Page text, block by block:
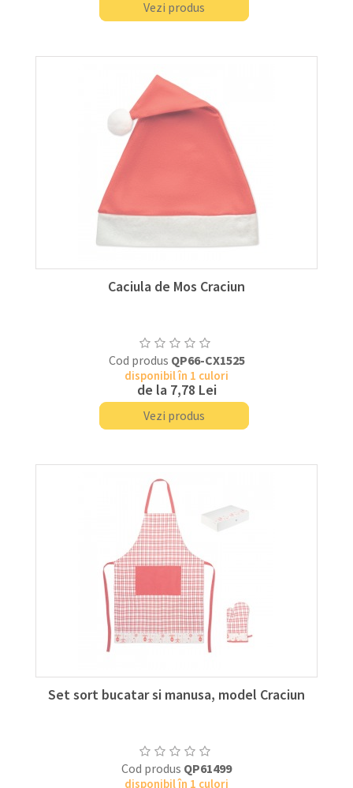
Vezi produs
Caciula de Mos Craciun
Cod produs QP66-CX1525
disponibil în 1 culori
de la 7,78 Lei
Vezi produs
Set sort bucatar si manusa, model Craciun
Cod produs QP61499
disponibil în 1 culori